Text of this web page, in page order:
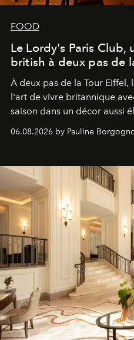
FOOD
Le Lordy's Paris Club,
british à deux pas de
À deux pas de la Tour Eiffel,
l'art de vivre britannique
saison dans un décor aussi
06.08.2026 by Pauline